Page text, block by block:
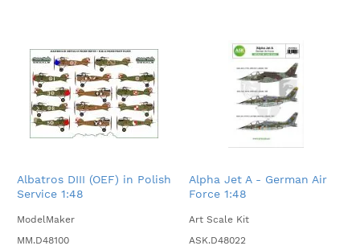
Albatros DIII (OEF) in Polish
Service 1:48
ModelMaker
MM.D48100
Alpha Jet A - German Air
Force 1:48
Art Scale Kit
ASK.D48022